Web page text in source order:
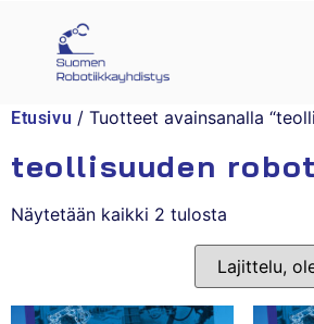
Etusivu / Tuotteet avainsanalla
teollisuuden
Näytetään kaikki 2 tulosta